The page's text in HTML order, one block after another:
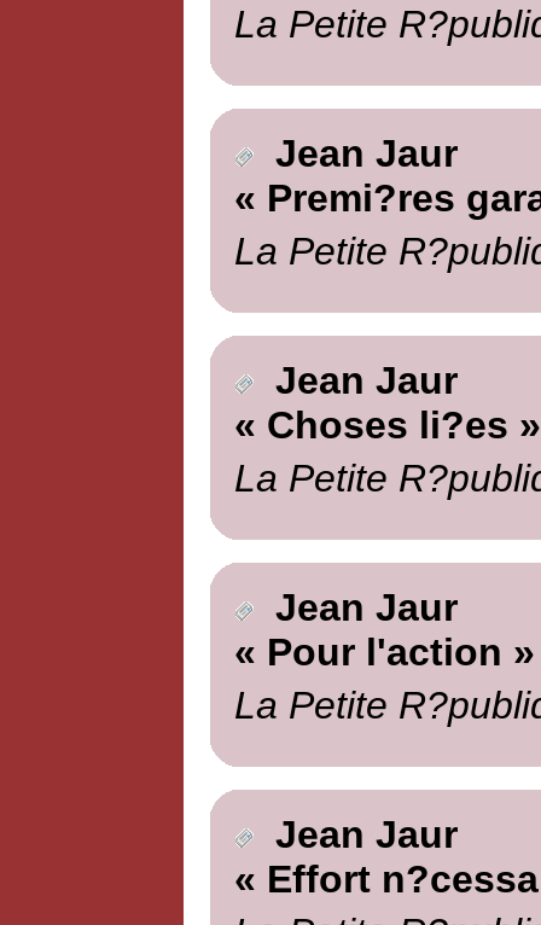
La Petite
Jean Jaur
« Premi?res
La Petite
Jean Jaur
« Choses li?es »
La Petite
Jean Jaur
« Pour l'action »
La Petite
Jean Jaur
« Effort